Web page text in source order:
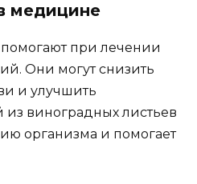
медицине
при лечении
Они могут снизить
и улучшить
виноградных листьев
организма и помогает